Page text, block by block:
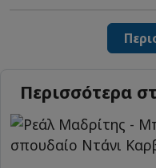
Περισσότερα